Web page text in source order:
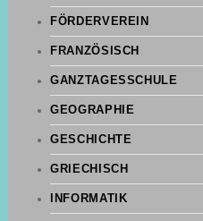
FÖRDERVEREIN
FRANZÖSISCH
GANZTAGESSCHULE
GEOGRAPHIE
GESCHICHTE
GRIECHISCH
INFORMATIK